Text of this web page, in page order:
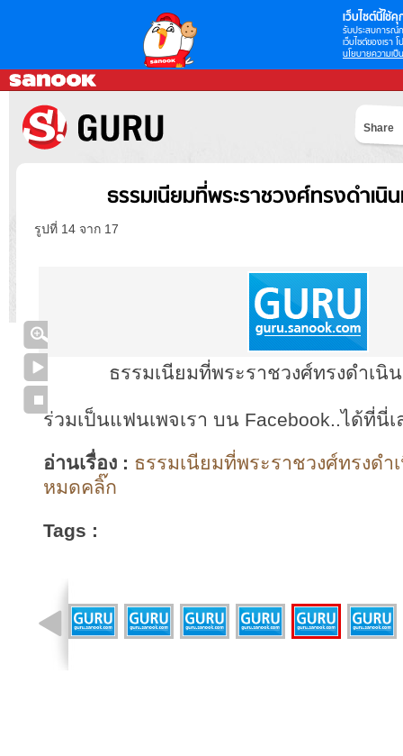
เว็บไซต์นี้ใช้คุ
รับประสบการณ์
เว็บไซต์ของเรา
นโยบายความเป็
Share
ธรรมเนียมที่พระราชวงศ์ทรงดำเนิ
รูปที่ 14 จาก 17
ธรรมเนียมที่พระราชวงศ์ทรงดำเนิ
ร่วมเป็นแฟนเพจเรา บน Facebook..ได้ที่นี่เ
อ่านเรื่อง : ธรรมเนียมที่พระราชวงศ์ทรงดำ
หมดคลิ๊ก
Tags :